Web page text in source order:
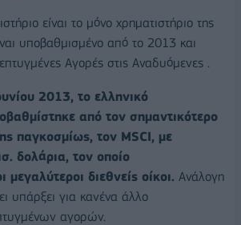
είναι το μόνο χρηματιστήριο της
υποβαθμισμένο από το 2013 και
Αγορές στις Αναδυόμενες .
2013, το ελληνικό
από τον σημαντικότερο
παγκοσμίως, τον MSCI, με
δολάρια, τον οποίο
διεθνείς οίκοι. Ανάλογη
υπάρξει για κανένα άλλο
αγορών.